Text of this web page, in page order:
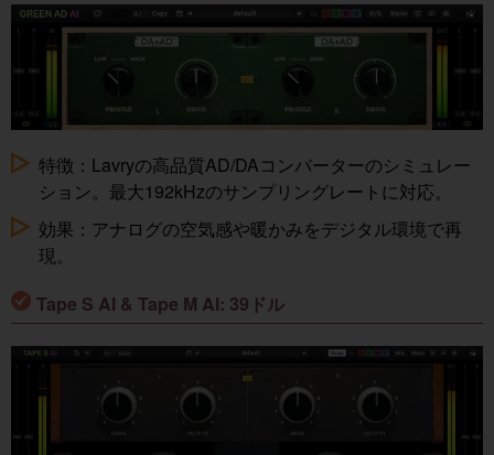
特徴：Lavryの高品質AD/DAコンバーターのシミュレー
ション。最大192kHzのサンプリングレートに対応。
効果：アナログの空気感や暖かみをデジタル環境で再
現。
Tape S AI & Tape M AI: 39ドル